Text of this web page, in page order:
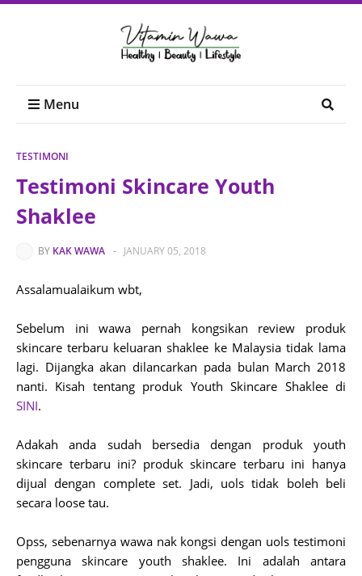
Menu
TESTIMONI
Testimoni Skincare Youth
Shaklee
BY KAK WAWA - JANUARY 05, 2018
Assalamualaikum wbt,
Sebelum ini wawa pernah kongsikan review produk
skincare terbaru keluaran shaklee ke Malaysia tidak lama
lagi. Dijangka akan dilancarkan pada bulan March 2018
nanti. Kisah tentang produk Youth Skincare Shaklee di
SINI.
Adakah anda sudah bersedia dengan produk youth
skincare terbaru ini? produk skincare terbaru ini hanya
dijual dengan complete set. Jadi, uols tidak boleh beli
secara loose tau.
Opss, sebenarnya wawa nak kongsi dengan uols testimoni
pengguna skincare youth shaklee. Ini adalah antara